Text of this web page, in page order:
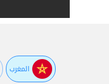
المغرب